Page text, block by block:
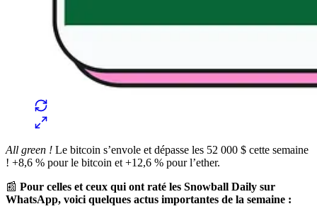
All green ! Le bitcoin s’envole et dépasse les 52 000 $ cette semaine
! +8,6 % pour le bitcoin et +12,6 % pour l’ether.
📰 Pour celles et ceux qui ont raté les Snowball Daily sur
WhatsApp, voici quelques actus importantes de la semaine :